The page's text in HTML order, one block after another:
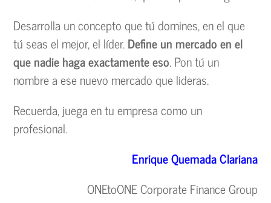
Desarrolla un concepto que tú domines, en el que
tú seas el mejor, el líder.Define un mercado en el
que nadie haga exactamente eso. Pon tú un
nombre a ese nuevo mercado que lideras.
Recuerda, juega en tu empresa como un
profesional.
Enrique Quemada Clariana
ONEtoONE Corporate Finance Group